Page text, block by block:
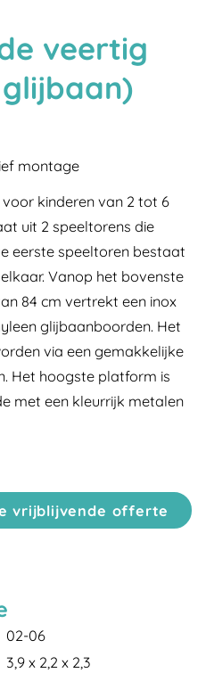
veertig
montage
kinderen van 2 tot 6
uit 2 speeltorens die
eerste speeltoren bestaat
Vanop het bovenste
84 cm vertrekt een inox
glijbaanboorden. Het
via een gemakkelijke
Het hoogste platform is
met een kleurrijk metalen
vrijblijvende offerte
02-06
3,9 x 2,2 x 2,3